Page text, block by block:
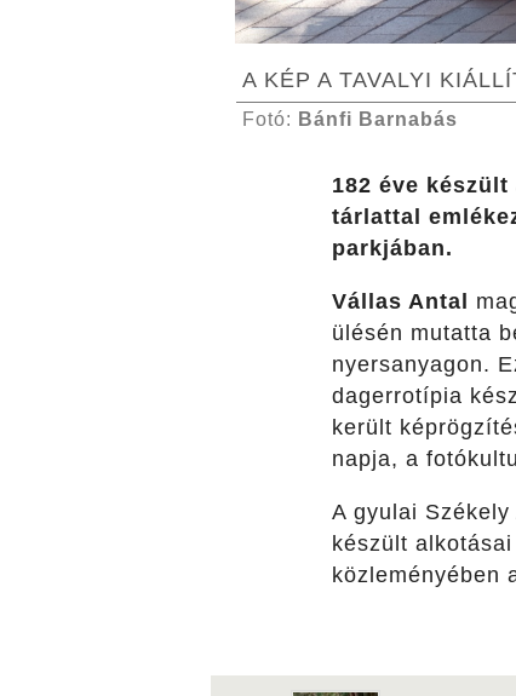
A KÉP A TAVALYI
Fotó: Bánfi Barnabás
182 éve
tárlattal
parkjában.
Vállas Antal
ülésén mutatta
nyersanyagon.
dagerrotípia
került
napja, a
A gyulai
készült
közleményében